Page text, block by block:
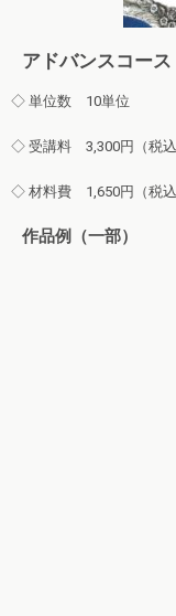
アドバンスコース
◇ 単位数 10単位
◇ 受講料 3,300円（税
◇ 材料費 1,650円（税
作品例（一部）